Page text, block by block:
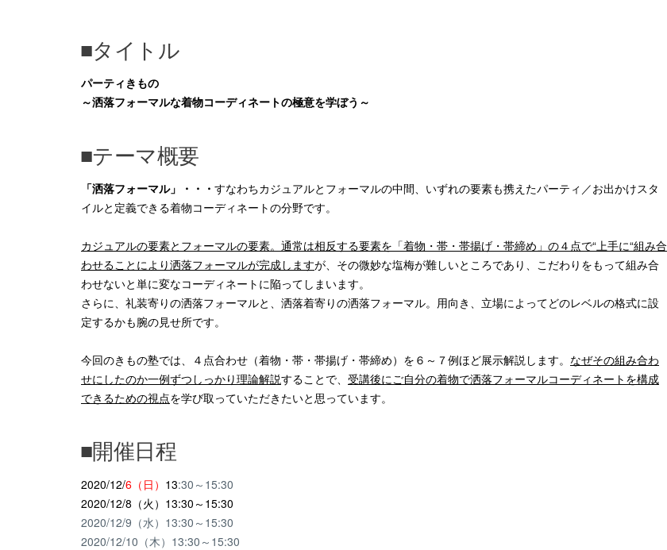
■タイトル
パーティきもの
～洒落フォーマルな着物コーディネートの極意を学ぼう～
■テーマ概要
「洒落フォーマル」・・・ すなわちカジュアルとフォーマルの中間、いずれの要素も携えたパーティ／お出かけスタ
イルと定義できる着物コーディネートの分野です。
カジュアルの要素とフォーマルの要素。通常は相反する要素を「着物・帯・帯揚げ・帯締め」の４点で“上手に“組み合
わせることにより洒落フォーマルが完成しますが、その微妙な塩梅が難しいところであり、こだわりをもって組み合
わせないと単に変なコーディネートに陥ってしまいます。
さらに、礼装寄りの洒落フォーマルと、洒落着寄りの洒落フォーマル。用向き、立場によってどのレベルの格式に設
定するかも腕の見せ所です。
今回のきもの塾では、４点合わせ（着物・帯・帯揚げ・帯締め）を６～７例ほど展示解説します。 なぜその組み合わ
せにしたのか一例ずつしっかり理論解説することで、 受講後にご自分の着物で洒落フォーマルコーディネートを構成
できるための視点を学び取っていただきたいと思っています。
■開催日程
2020/12/6（日） 13:30～15:30
2020/12/8（火）13:30～15:30
2020/12/9（水）13:30～15:30
2020/12/10（木）13:30～15:30